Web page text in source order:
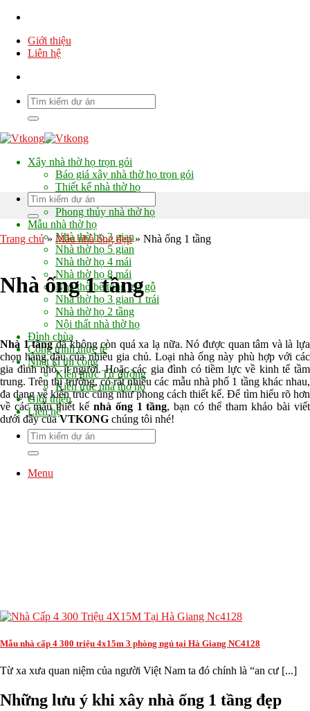
Chuyển
dung
Giới thiệu
Liên hệ
Xây nhà thờ họ trọn gói
Báo giá xây nhà thờ họ trọn gói
Thiết kế nhà thờ họ
Chi phí xây nhà thờ họ
Phong thủy nhà thờ họ
Mẫu nhà thờ họ
Nhà thờ họ 3 gian
Nhà thờ họ 5 gian
Nhà thờ họ 4 mái
Nhà thờ họ 8 mái
Nhà thờ bê tông giả gỗ
Nhà thờ họ 3 gian 1 trái
Nhà thờ họ 2 tầng
Nội thất nhà thờ họ
Đình chùa
Công trình thực tế
Nhật kí thi công
Kiến thức Từ đường
Kiến trúc nhà thờ họ
Giới thiệu
Liên hệ
Menu
Trang chủ» Mẫu nhà ống đẹp» Nhà ống 1 tầng
Nhà ống 1 tầng
Nhà 1 tầngđã không còn quá xa lạ nữa. Nó được quan tâm và là lựa
chọn hàng đầu của nhiều gia chủ. Loại nhà ống này phù hợp với các
gia đình nhỏ, ít người. Hoặc các gia đình có tiềm lực về kinh tế tầm
trung. Trên thị trường, có rất nhiều các mẫu nhà phố 1 tầng khác nhau,
đa dạng về kiến trúc cũng như phong cách thiết kế. Để tìm hiểu rõ hơn
về các mẫu thiết kế nhà ống 1 tầng, bạn có thể tham khảo bài viết
dưới đây củaVTKONG chúng tôi nhé!
Mẫu nhà cấp 4 300 triệu 4x15m 3 phòng ngủ tại Hà Giang NC4128
Từ xa xưa quan niệm của người Việt Nam ta đó chính là “an cư [...]
Những lưu ý khi xây nhà ống 1 tầng đẹp